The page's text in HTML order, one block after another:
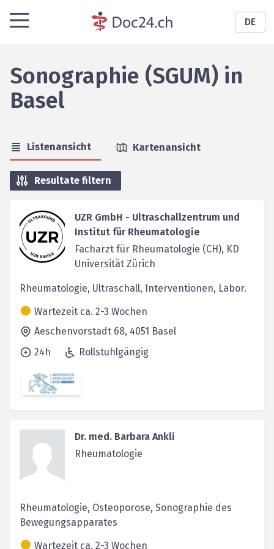
DE
Sonographie (SGUM) in
Basel
Listenansicht Kartenansicht
Resultate filtern
UZR GmbH - Ultraschallzentrum und
Institut für Rheumatologie
Facharzt für Rheumatologie (CH), KD
Universität Zürich
Rheumatologie, Ultraschall, Interventionen, Labor.
Wartezeit ca. 2-3 Wochen
Aeschenvorstadt 68, 4051 Basel
24h
Rollstuhlgängig
Dr. med. Barbara Ankli
Rheumatologie
Rheumatologie, Osteoporose, Sonographie des
Bewegungsapparates
Wartezeit ca. 2-3 Wochen